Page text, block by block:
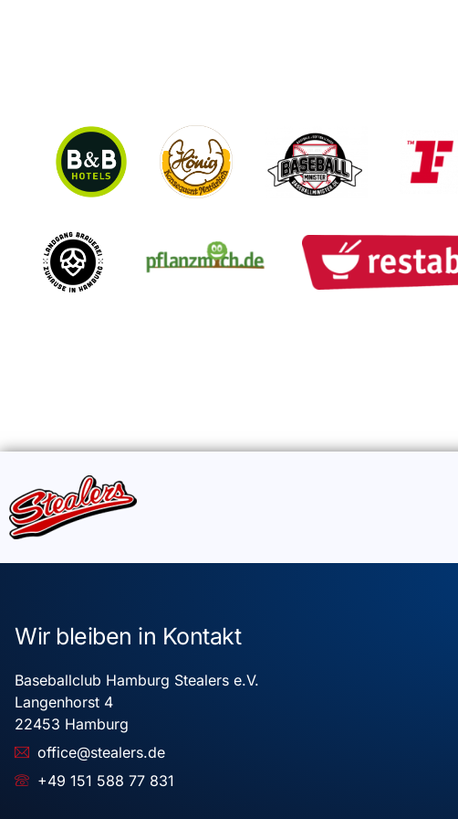
Wir bleiben in Kontakt
Baseballclub Hamburg Stealers e.V.
Langenhorst 4
22453 Hamburg
office@stealers.de
+49 151 588 77 831